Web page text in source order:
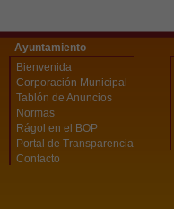
Ayuntamiento
Bienvenida
Corporación Municipal
Tablón de Anuncios
Normas
Rágol en el BOP
Portal de Transparencia
Contacto